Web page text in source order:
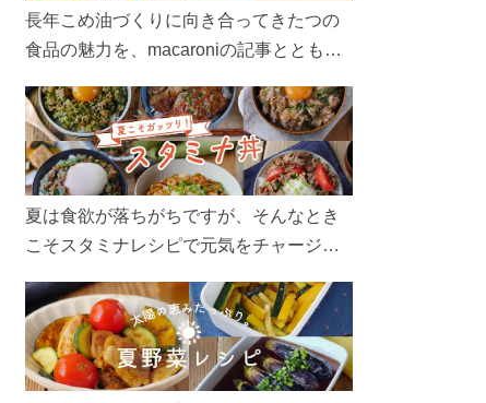
長年こめ油づくりに向き合ってきたつの
食品の魅力を、macaroniの記事とともに
ん、製造現場や品質へのこだわりまで。
こめ油をもっと好きになるコンテンツを
ぜひお楽しみください。
夏は食欲が落ちがちですが、そんなとき
こそスタミナレシピで元気をチャージ！
リ食べて、夏バテを吹き飛ばしましょ
う！